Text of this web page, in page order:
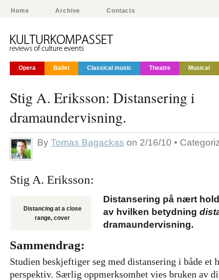
Home Archive Contacts
Opera Ballet Classical music Theatre Musical
Stig A. Eriksson: Distansering i
dramaundervisning.
By Tomas Bagackas on 2/16/10 •
Stig A. Eriksson:
Distancing at a close
range, cover
Distansering på nært
av hvilken betydning
dramaundervisning.
Sammendrag:
Studien beskjeftiger seg med distansering i både et
perspektiv. Særlig oppmerksomhet vies bruken av